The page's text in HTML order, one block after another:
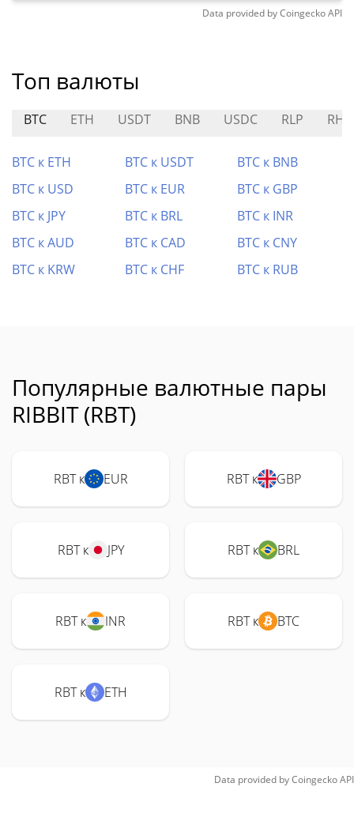
Data provided byCoingeckoAPI
Топ валюты
BTC ETH USDT BNB USDC RLP
BTC к ETH BTC к USDT
BTC к BNB
BTC к USD
BTC к EUR
BTC к GBP
BTC к JPY
BTC к BRL
BTC к INR
BTC к AUD
BTC к CAD
BTC к CNY
BTC к KRW
BTC к CHF BTC к RUB
Популярные валютные пары
RIBBIT (RBT)
RBT к EUR RBT к GBP
RBT к JPY RBT к BRL
RBT к INR RBT к BTC
RBT к ETH
Data provided byCoingeckoAPI